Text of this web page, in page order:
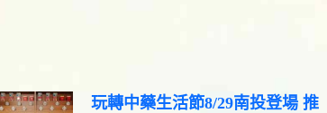
玩轉中藥生活節8/29南投登場 推